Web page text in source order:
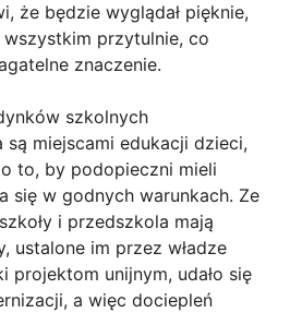
że będzie wyglądał pięknie,
przytulnie, co
znaczenie.
szkolnych
są miejscami edukacji dzieci,
to, by podopieczni mieli
się w godnych warunkach. Ze
i przedszkola mają
ustalone im przez władze
projektom unijnym, udało się
a więc dociepleń